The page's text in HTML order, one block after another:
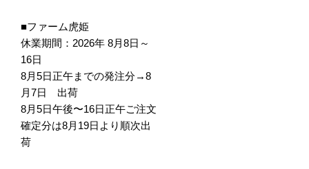
■ファーム虎姫
休業期間：2026年 8月8日～
16日
8月5日正午までの発注分→8
月7日 出荷
8月5日午後〜16日正午ご注文
確定分は8月19日より順次出
荷